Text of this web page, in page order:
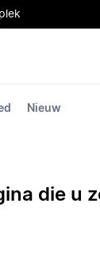
Nieuw
die u